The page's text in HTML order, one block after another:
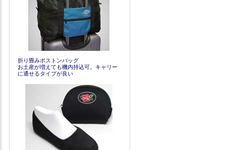
折り畳みボストンバッグ
お土産が増えても機内持込可。キャリー
に通せるタイプが良い